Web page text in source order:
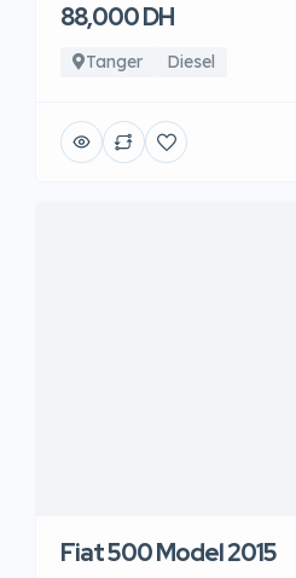
88,000 DH
Tanger Diesel
Fiat 500 Model 2015